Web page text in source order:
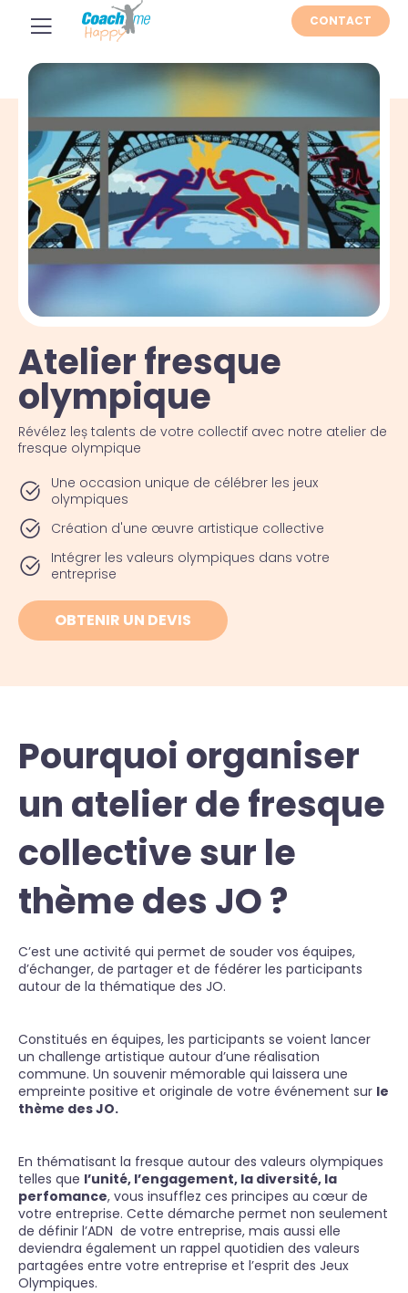
CONTACT
Atelier fresque
olympique
Révélez leș talents de votre collectif avec notre atelier de
fresque olympique
Une occasion unique de célébrer les jeux
olympiques
Création d'une œuvre artistique collective
Intégrer les valeurs olympiques dans votre
entreprise
OBTENIR UN DEVIS
Pourquoi organiser
un atelier de fresque
collective sur le
thème des JO ?
C’est une activité qui permet de souder vos équipes,
d’échanger, de partager et de fédérer les participants
autour de la thématique des JO.
Constitués en équipes, les participants se voient lancer
un challenge artistique autour d’une réalisation
commune. Un souvenir mémorable qui laissera une
empreinte positive et originale de votre événement sur le
thème des JO.
En thématisant la fresque autour des valeurs olympiques
telles que l’unité, l’engagement, la diversité, la
perfomance, vous insufflez ces principes au cœur de
votre entreprise. Cette démarche permet non seulement
de définir l’ADN de votre entreprise, mais aussi elle
deviendra également un rappel quotidien des valeurs
partagées entre votre entreprise et l’esprit des Jeux
Olympiques.